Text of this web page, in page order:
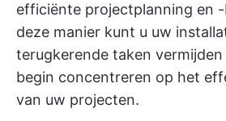
efficiënte projectplanning en
deze manier kunt u uw
terugkerende taken
begin concentreren op het
van uw projecten.